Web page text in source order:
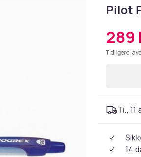
Pilot
289
Tidligere
Ti., 11
14